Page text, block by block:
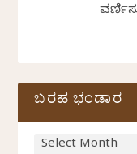
ಬರಹ ಭಂಡಾರ